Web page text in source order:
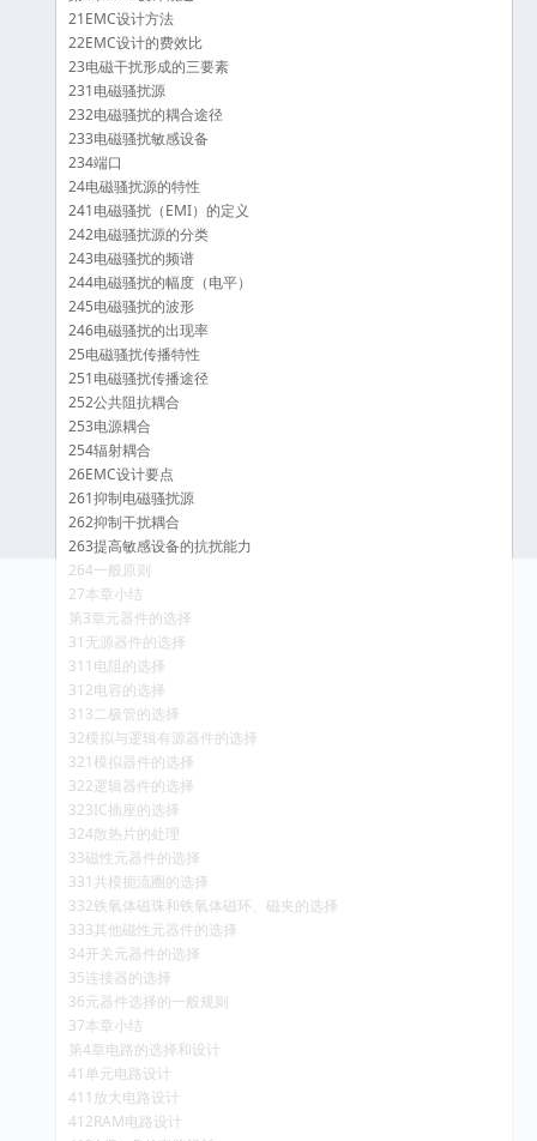
21EMC设计方法
22EMC设计的费效比
23电磁干扰形成的三要素
231电磁骚扰源
232电磁骚扰的耦合途径
233电磁骚扰敏感设备
234端口
24电磁骚扰源的特性
241电磁骚扰（EMI）的定义
242电磁骚扰源的分类
243电磁骚扰的频谱
244电磁骚扰的幅度（电平）
245电磁骚扰的波形
246电磁骚扰的出现率
25电磁骚扰传播特性
251电磁骚扰传播途径
252公共阻抗耦合
253电源耦合
254辐射耦合
26EMC设计要点
261抑制电磁骚扰源
262抑制干扰耦合
263提高敏感设备的抗扰能力
264一般原则
27本章小结
第3章元器件的选择
31无源器件的选择
311电阻的选择
312电容的选择
313二极管的选择
32模拟与逻辑有源器件的选择
321模拟器件的选择
322逻辑器件的选择
323IC插座的选择
324散热片的处理
33磁性元器件的选择
331共模扼流圈的选择
332铁氧体磁珠和铁氧体磁环、磁夹的选择
333其他磁性元器件的选择
34开关元器件的选择
35连接器的选择
36元器件选择的一般规则
37本章小结
第4章电路的选择和设计
41单元电路设计
411放大电路设计
412RAM电路设计